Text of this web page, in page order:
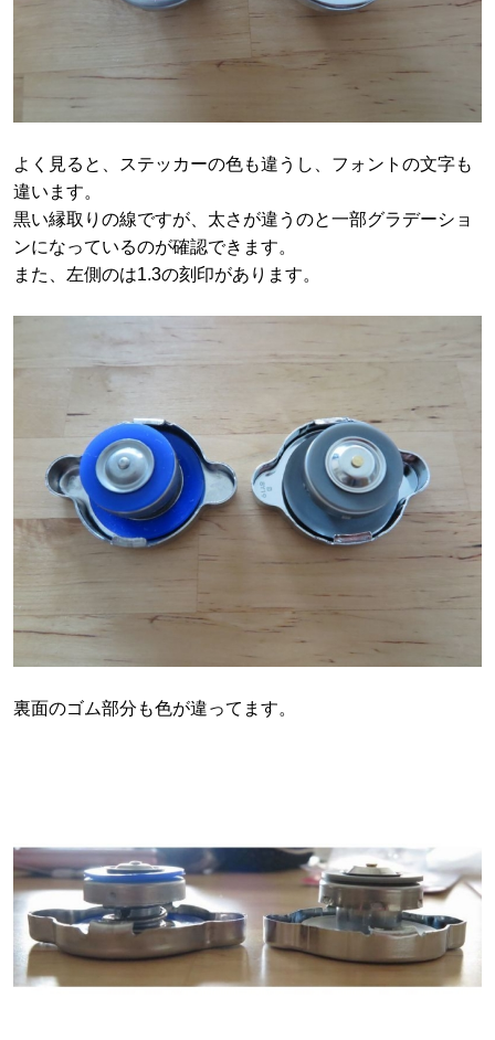
よく見ると、ステッカーの色も違うし、フォントの文字も
違います。
黒い縁取りの線ですが、太さが違うのと一部グラデーショ
ンになっているのが確認できます。
また、左側のは1.3の刻印があります。
裏面のゴム部分も色が違ってます。